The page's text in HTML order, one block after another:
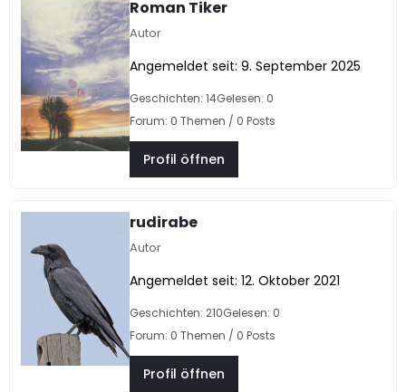
Roman Tiker
Autor
Angemeldet seit: 9. September 2025
Geschichten: 14Gelesen: 0
Forum: 0 Themen / 0 Posts
Profil öffnen
rudirabe
Autor
Angemeldet seit: 12. Oktober 2021
Geschichten: 210Gelesen: 0
Forum: 0 Themen / 0 Posts
Profil öffnen